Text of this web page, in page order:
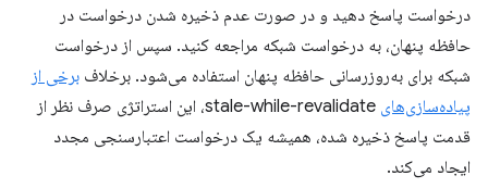
درخواست پاسخ دهید و در صورت عدم ذخیره شدن درخواست در
حافظه پنهان، به درخواست شبکه مراجعه کنید. سپس از درخواست
شبکه برای به‌روزرسانی حافظه پنهان استفاده می‌شود. برخلاف برخی از
پیاده‌سازی‌های
stale-while-revalidate، این استراتژی صرف نظر از
قدمت پاسخ ذخیره شده، همیشه یک درخواست اعتبارسنجی مجدد
ایجاد می‌کند.